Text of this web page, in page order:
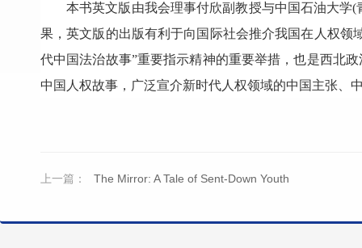
本书英文版由我会理事付欣副教授与中国石油大学(
果，英文版的出版有利于向国际社会推介我国在人权
代中国法治故事”重要指示精神的重要举措，也是西北
中国人权故事，广泛宣介新时代人权领域的中国主张、
上一篇： The Mirror: A Tale of Sent-Down Youth